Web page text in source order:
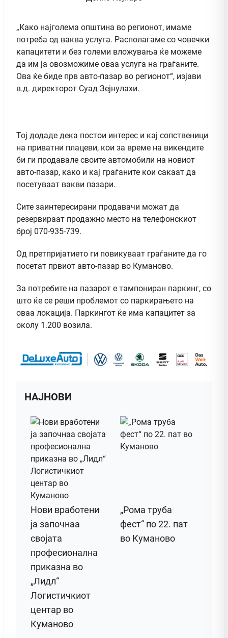
„Како најголема општина во регионот, имаме
потреба од ваква услуга. Располагаме со човечки
капацитети и без големи вложувања ќе можеме
да им ја овозможиме оваа услуга на граѓаните.
Ова ќе биде прв авто-пазар во регионот“, изјави
в.д. директорот Суад Зејнулахи.
Тој додаде дека постои интерес и кај сопственици
на приватни плацеви, кои за време на викендите
би ги продавале своите автомобили на новиот
авто-пазар, како и кај граѓаните кои сакаат да
посетуваат вакви пазари.
Сите заинтересирани продавачи можат да
резервираат продажно место на телефонскиот
број 070-935-739.
Од претпријатието ги повикуваат граѓаните да го
посетат првиот авто-пазар во Куманово.
За потребите на пазарот е тампониран паркинг, со
што ќе се реши проблемот со паркирањето на
оваа локација. Паркингот ќе има капацитет за
околу 1.200 возила.
НАЈНОВИ
Нови вработени
ја започнаа
својата
професионална
приказна во
„Лидл“
Логистичкиот
центар во
Куманово
„Рома труба
фест“ по 22. пат
во Куманово